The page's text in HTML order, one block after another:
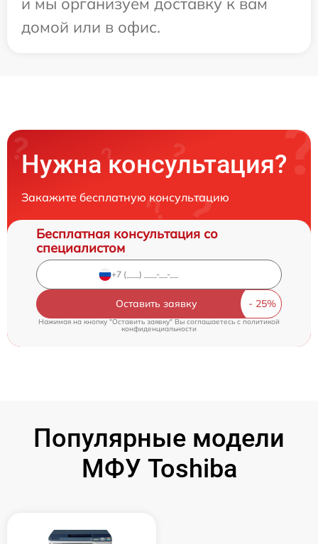
домой или в офис.
Нужна консультация?
Закажите бесплатную консультацию
Бесплатная консультация со
специалистом
Оставить заявку
Нажимая на кнопку "Оставить заявку" Вы соглашаетесь cполитикой
конфиденциальности
Популярные модели
МФУ Toshiba